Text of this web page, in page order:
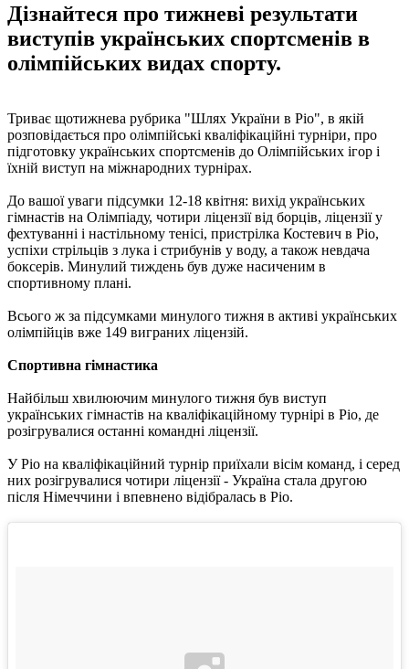
Дізнайтеся про тижневі результати
виступів українських спортсменів в
олімпійських видах спорту.
Триває щотижнева рубрика "Шлях України в Ріо", в якій
розповідається про олімпійські кваліфікаційні турніри, про
підготовку українських спортсменів до Олімпійських ігор і
їхній виступ на міжнародних турнірах.
До вашої уваги підсумки 12-18 квітня: вихід українських
гімнастів на Олімпіаду, чотири ліцензії від борців, ліцензії у
фехтуванні і настільному тенісі, пристрілка Костевич в Ріо,
успіхи стрільців з лука і стрибунів у воду, а також невдача
боксерів. Минулий тиждень був дуже насиченим в
спортивному плані.
Всього ж за підсумками минулого тижня в активі українських
олімпійців вже 149 виграних ліцензій.
Спортивна гімнастика
Найбільш хвилюючим минулого тижня був виступ
українських гімнастів на кваліфікаційному турнірі в Ріо, де
розігрувалися останні командні ліцензії.
У Ріо на кваліфікаційний турнір приїхали вісім команд, і серед
них розігрувалися чотири ліцензії - Україна стала другою
після Німеччини і впевнено відібралась в Ріо.